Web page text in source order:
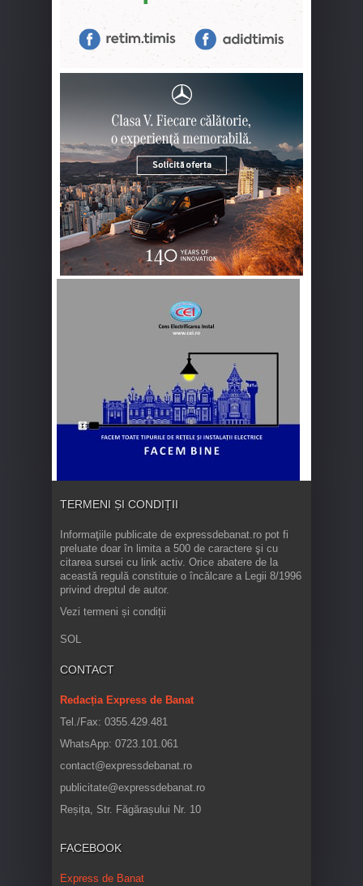
TERMENI ȘI CONDIȚII
Informaţiile publicate de expressdebanat.ro pot fi
preluate doar în limita a 500 de caractere şi cu
citarea sursei cu link activ. Orice abatere de la
această regulă constituie o încălcare a Legii 8/1996
privind dreptul de autor.
Vezi termeni și condiții
SOL
CONTACT
Redacția Express de Banat
Tel./Fax: 0355.429.481
WhatsApp: 0723.101.061
contact@expressdebanat.ro
publicitate@expressdebanat.ro
Reșița, Str. Făgărașului Nr. 10
FACEBOOK
Express de Banat